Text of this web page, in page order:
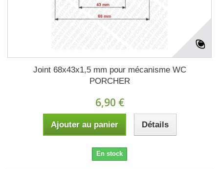
Joint 68x43x1,5 mm pour mécanisme WC
PORCHER
6,90 €
Ajouter au panier Détails
En stock